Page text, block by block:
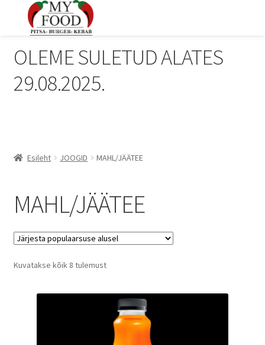
OLEME SULETUD ALATES
29.08.2025.
Esileht JOOGID MAHL/JÄÄTEE
MAHL/JÄÄTEE
Kuvatakse kõik 8 tulemustSorteeritud